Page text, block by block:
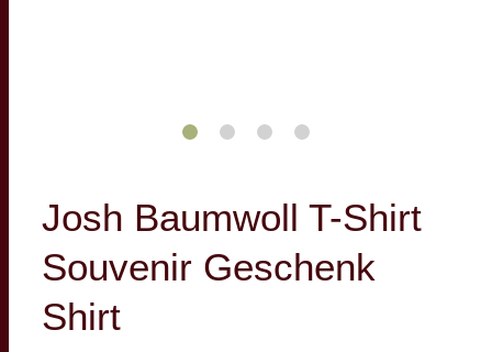
Josh Baumwoll T-Shirt
Souvenir Geschenk
Shirt